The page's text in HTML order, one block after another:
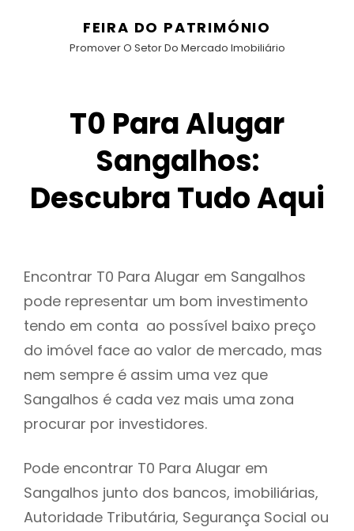
FEIRA DO PATRIMÓNIO
Promover O Setor Do Mercado Imobiliário
T0 Para Alugar
Sangalhos:
Descubra Tudo Aqui
Encontrar T0 Para Alugar em Sangalhos
pode representar um bom investimento
tendo em conta ao possível baixo preço
do imóvel face ao valor de mercado, mas
nem sempre é assim uma vez que
Sangalhos é cada vez mais uma zona
procurar por investidores.
Pode encontrar T0 Para Alugar em
Sangalhos junto dos bancos, imobiliárias,
Autoridade Tributária, Segurança Social ou